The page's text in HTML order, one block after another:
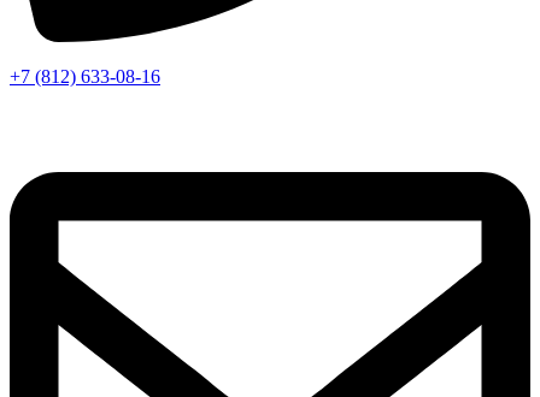
+7 (812) 633-08-16